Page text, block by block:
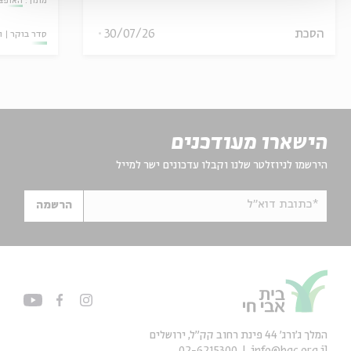
הסכת 30/07/26 סדר בוקר
הישארו מעודכנים
הירשמו לניוזלטר שלנו וקבלו עדכונים ישר למייל
*כתובת דוא"ל הרשמה
המלך ג'ורג' 44 פינת רחוב קק״ל, ירושלים